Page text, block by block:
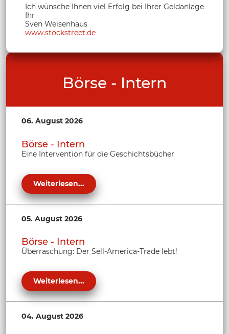
Ich wünsche Ihnen viel Erfolg bei Ihrer Geldanlage
Ihr
Sven Weisenhaus
www.stockstreet.de
Börse - Intern
06. August 2026
Börse - Intern
Eine Intervention für die Geschichtsbücher
Weiterlesen...
05. August 2026
Börse - Intern
Überraschung: Der Sell-America-Trade lebt!
Weiterlesen...
04. August 2026